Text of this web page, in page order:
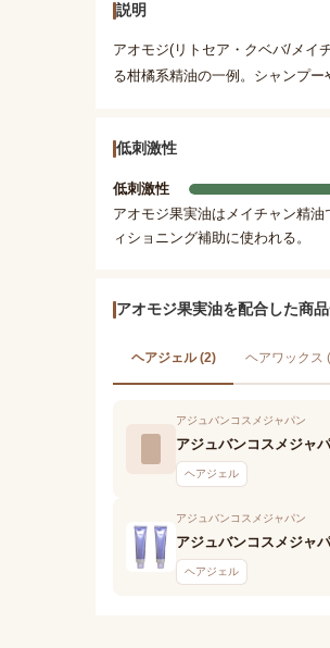
説明
アオモジ(リトセア・クベバ/メイ
る柑橘系精油の一例。シャンプ
低刺激性
低刺激性
アオモジ果実油はメイチャン精
ィショニング補助に使われる。
アオモジ果実油を配合した商
ヘアジェル (2) ヘアワックス
アジュバンコスメジャパン
アジュバンコスメジャ
ヘアジェル
アジュバンコスメジャパン
アジュバンコスメジャ
ヘアジェル